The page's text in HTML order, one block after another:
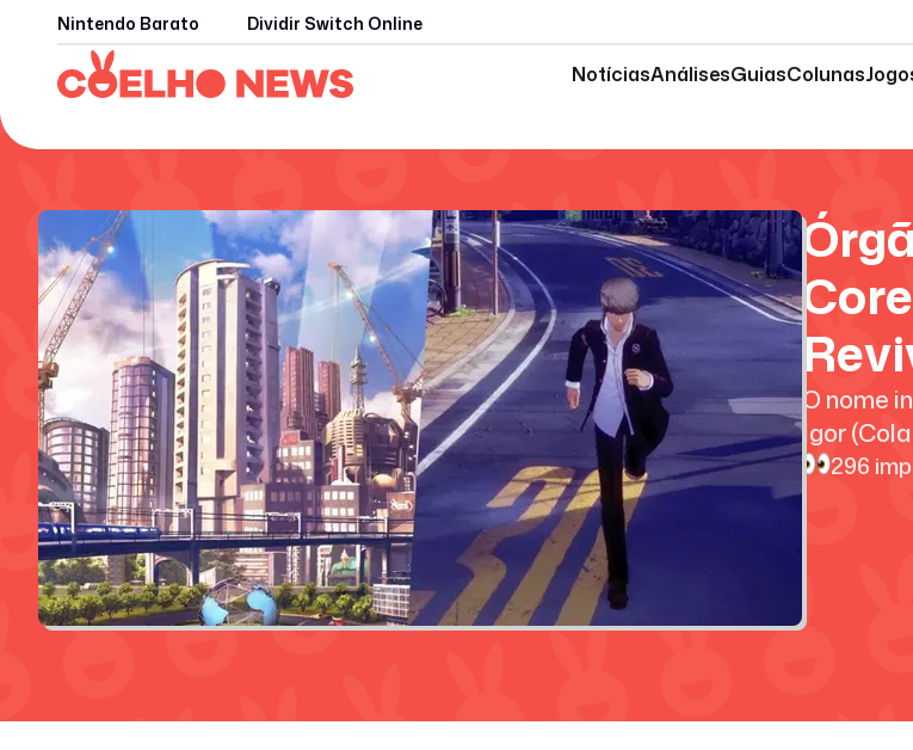
Nintendo Barato Dividir Switch Online
NotíciasAnálisesGuiasColunas
O nome
Igor
296